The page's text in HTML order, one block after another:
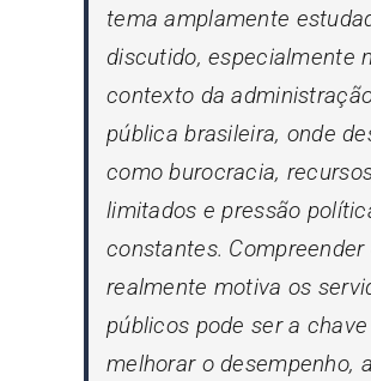
tema amplamente
discutido, especialmente
contexto da
pública brasileira, onde
como burocracia,
limitados e pressão
constantes. Compreender
realmente motiva os
públicos pode ser a
melhorar o desempenho, a